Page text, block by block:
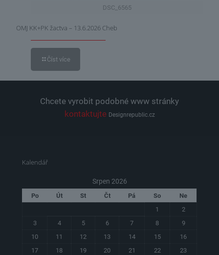
DSC_6565
OMJ KK+PK žactva – 13.6.2026 Cheb
Číst více
Chcete vyrobit podobné www stránky
kontaktujte Designrepublic.cz
Kalendář
Srpen 2026
Po Út St Čt Pá So
Ne
1
2
3
4 5 6 7 8
9
10
11 12 13 14 15
16
17
18 19 20 21 22
23